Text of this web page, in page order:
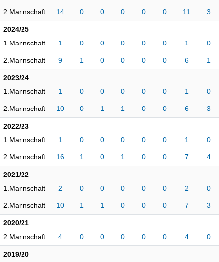
2.Mannschaft 14 0 0 0 0 0 11 3
2024/25
1.Mannschaft
1 0 0 0 0 0 1 0
2.Mannschaft 9 1 0 0 0 0 6 1
2023/24
1.Mannschaft
1 0 0 0 0 0 1 0
2.Mannschaft 10 0 1 1 0 0 6 3
2022/23
1.Mannschaft
1 0 0 0 0 0 1 0
2.Mannschaft 16 1 0 1 0 0 7 4
2021/22
1.Mannschaft
2 0 0 0 0 0 2 0
2.Mannschaft 10 1 1 0 0 0 7 3
2020/21
2.Mannschaft
4 0 0 0 0 0 4 0
2019/20